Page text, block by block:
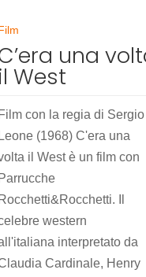
una
il West
Film con la regia di Sergio
Leone (1968) C'era una
il West è un film con
Parrucche
Rocchetti&Rocchetti. Il
western
interpretato da
Cardinale, Henry